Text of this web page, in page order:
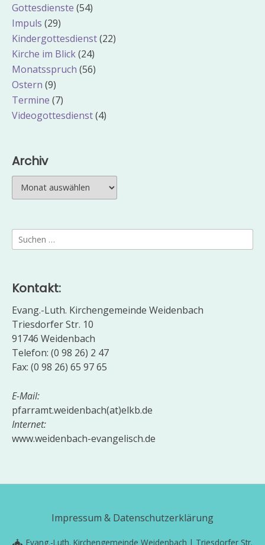
Gottesdienste (54)
Impuls (29)
Kindergottesdienst(22)
Kirche im Blick(24)
Monatsspruch (56)
Ostern (9)
Termine (7)
Videogottesdienst(4)
Archiv
Archiv
Suchen
nach:
Kontakt:
Evang.-Luth. Kirchengemeinde Weidenbach
Triesdorfer Str. 10
91746 Weidenbach
Telefon: (0 98 26) 2 47
Fax: (0 98 26) 65 97 65
E-Mail:
pfarramt.weidenbach(at)elkb.de
Internet:
www.weidenbach-evangelisch.de
Impressum & Datenschutzerklärung
Evang.-Luth. Kirchengemeinde Weidenbach | Triesdorfer Str.